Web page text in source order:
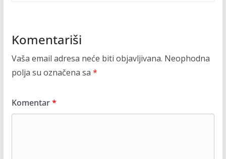
Komentariši
Vaša email adresa neće biti objavljivana. Neophodna
polja su označena sa *
Komentar*